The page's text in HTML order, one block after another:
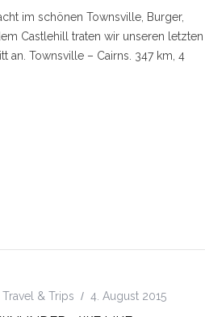
im schönen Townsville, Burger,
Castlehill traten wir unseren letzten
an. Townsville – Cairns. 347 km, 4
Travel & Trips 4. August 2015